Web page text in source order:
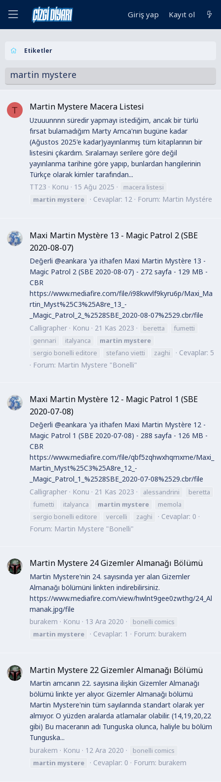
Giriş yap Kayıt ol
Etiketler
martin mystere
T Martin Mystere Macera Listesi
Uzuuunnnn süredir yapmayı istediğim, ancak bir türlü
fırsat bulamadığım Marty Amca'nın bugüne kadar
(Ağustos 2025'e kadar)yayınlanmış tüm kitaplarının bir
listesini çıkardım. Sıralamayı serilere göre değil
yayınlanma tarihine göre yapıp, bunlardan hangilerinin
Türkçe olarak kimler tarafından...
TT23
Konu 15 Ağu 2025
macera listesi
martin mystere Cevaplar: 12 Forum: Martin Mystére
Maxi Martin Mystère 13 - Magic Patrol 2 (SBE
2020-08-07)
Değerli @eankara 'ya ithafen Maxi Martin Mystère 13 -
Magic Patrol 2 (SBE 2020-08-07) - 272 sayfa - 129 MB -
CBR
https://www.mediafire.com/file/i98kwvlf9kyru6p/Maxi_Ma
rtin_Myst%25C3%25A8re_13_-
_Magic_Patrol_2_%2528SBE_2020-08-07%2529.cbr/file
Calligrapher
Konu 21 Kas 2023 beretta
fumetti
gennari
italyanca martin mystere
sergio bonelli editore
stefano vietti zaghi
Cevaplar: 5
Forum: Martin Mystere "Bonelli"
Maxi Martin Mystère 12 - Magic Patrol 1 (SBE
2020-07-08)
Değerli @eankara 'ya ithafen Maxi Martin Mystère 12 -
Magic Patrol 1 (SBE 2020-07-08) - 288 sayfa - 126 MB -
CBR
https://www.mediafire.com/file/qbf5zqhwxhqmxme/Maxi_
Martin_Myst%25C3%25A8re_12_-
_Magic_Patrol_1_%2528SBE_2020-07-08%2529.cbr/file
Calligrapher
Konu 21 Kas 2023 alessandrini
beretta
fumetti
italyanca martin mystere
memola
sergio bonelli editore
vercelli zaghi
Cevaplar: 0
Forum: Martin Mystere "Bonelli"
Martin Mystere 24 Gizemler Almanağı Bölümü
Martin Mystere'nin 24. sayısında yer alan Gizemler
Almanağı bölümüni linkten indirebilirsiniz.
https://www.mediafire.com/view/hwlnt9gee0zwthg/24_Al
manak.jpg/file
burakem
Konu 13 Ara 2020
bonelli comics
martin mystere Cevaplar: 1 Forum: burakem
Martin Mystere 22 Gizemler Almanağı Bölümü
Martin amcanın 22. sayısına ilişkin Gizemler Almanağı
bölümü linkte yer alıyor. Gizemler Almanağı bölümü
Martin Mystere'nin tüm sayılarında standart olarak yer
almıyor. O yüzden aralarda atlamalar olabilir. (14,19,20,22
gibi) Bu maceranın adı Tunguska olunca, haliyle bu bölüm
Tunguska...
burakem
Konu 12 Ara 2020
bonelli comics
martin mystere Cevaplar: 0 Forum: burakem